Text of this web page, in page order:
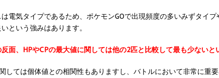
電気タイプであるため、ポケモンGOで出現頻度の多いみずタイ
という強みはあります。
反面、HPやCPの最大値に関しては他の2匹と比較して最も少ないと
しては個体値との相関性もありますし、バトルにおいて非常に重要